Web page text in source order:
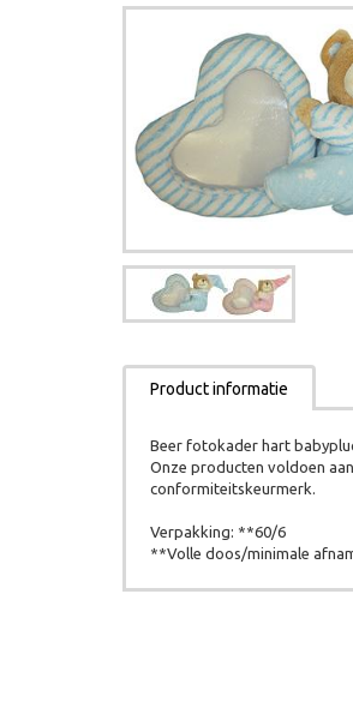
Product informatie
Beer fotokader hart
Onze producten voldoen
conformiteitskeurmerk.
Verpakking: **60/6
**Volle doos/minimale